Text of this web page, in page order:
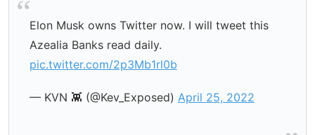
Elon Musk owns Twitter now. I will tweet this
Azealia Banks read daily.
pic.twitter.com/2p3Mb1rl0b
— KVN 👾 (@Kev_Exposed) April 25, 2022